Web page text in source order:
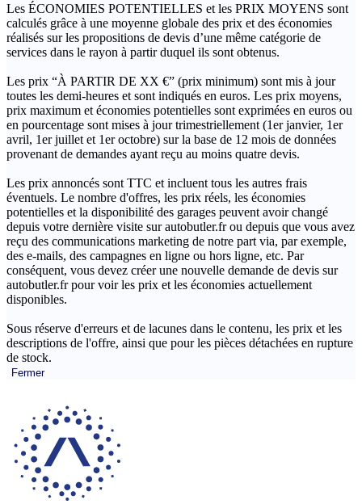
Les ÉCONOMIES POTENTIELLES et les PRIX MOYENS sont
calculés grâce à une moyenne globale des prix et des économies
réalisés sur les propositions de devis d’une même catégorie de
services dans le rayon à partir duquel ils sont obtenus.
Les prix “À PARTIR DE XX €” (prix minimum) sont mis à jour
toutes les demi-heures et sont indiqués en euros. Les prix moyens,
prix maximum et économies potentielles sont exprimées en euros ou
en pourcentage sont mises à jour trimestriellement (1er janvier, 1er
avril, 1er juillet et 1er octobre) sur la base de 12 mois de données
provenant de demandes ayant reçu au moins quatre devis.
Les prix annoncés sont TTC et incluent tous les autres frais
éventuels. Le nombre d'offres, les prix réels, les économies
potentielles et la disponibilité des garages peuvent avoir changé
depuis votre dernière visite sur autobutler.fr ou depuis que vous avez
reçu des communications marketing de notre part via, par exemple,
des e-mails, des campagnes en ligne ou hors ligne, etc. Par
conséquent, vous devez créer une nouvelle demande de devis sur
autobutler.fr pour voir les prix et les économies actuellement
disponibles.
Sous réserve d'erreurs et de lacunes dans le contenu, les prix et les
descriptions de l'offre, ainsi que pour les pièces détachées en rupture
de stock.
Fermer